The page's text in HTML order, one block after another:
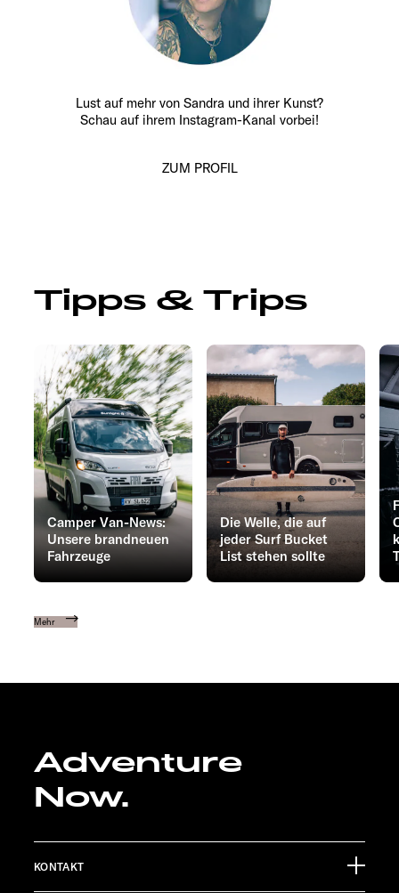
Lust auf mehr von Sandra und ihrer Kunst?
Schau auf ihrem Instagram-Kanal vorbei!
ZUM PROFIL
Tipps & Trips
Camper Van-News:
Unsere brandneuen
Fahrzeuge
Die Welle, die auf
jeder Surf Bucket
List stehen sollte
Mehr
Adventure
Now.
KONTAKT